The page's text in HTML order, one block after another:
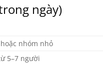
ngày)
nhóm nhỏ
5–7 người